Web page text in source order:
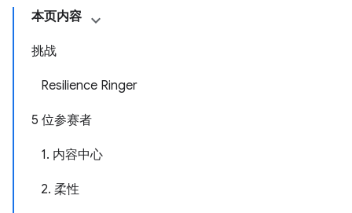
本页内容
挑战
Resilience Ringer
5 位参赛者
1. 内容中心
2. 柔性